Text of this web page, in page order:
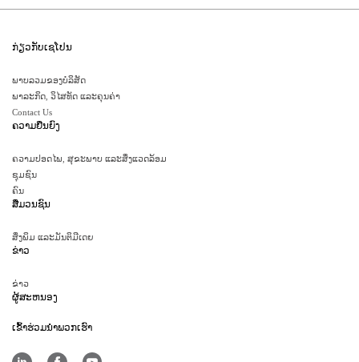
ກ່ຽວກັບເຊໂປນ
ພາບລວມຂອງບໍລິສັດ
ພາລະກິດ, ວິໄສທັດ ແລະຄຸນຄ່າ
Contact Us
ຄວາມຍືນຍົງ
ຄວາມປອດໄພ, ສຸຂະພາບ ແລະສິ່ງແວດລ້ອມ
ຊຸມຊົນ
ຄົນ
ສື່ມວນຊົນ
ສິ່ງພິມ ແລະມັນຕິມີເດຍ
ຂ່າວ
ຂ່າວ
ຜູ້ສະຫນອງ
ເຂົ້າ​ຮ່ວມ​ນໍາ​ພວກ​ເຮົາ